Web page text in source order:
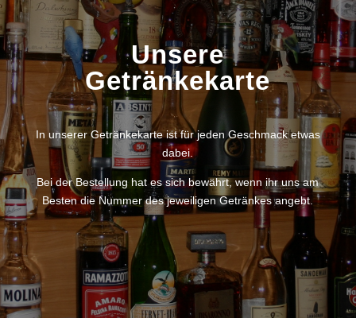
Unsere
Getränkekarte
In unserer Getränkekarte ist für jeden Geschmack etwas
dabei.
Bei der Bestellung hat es sich bewährt, wenn ihr uns am
Besten die Nummer des jeweiligen Getränkes angebt.